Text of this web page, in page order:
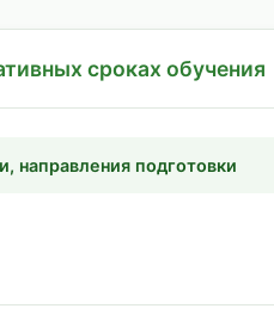
сроках обучения
направления подготовки